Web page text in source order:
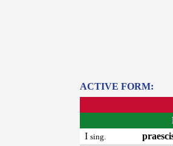
ACTIVE FORM:
I sing.